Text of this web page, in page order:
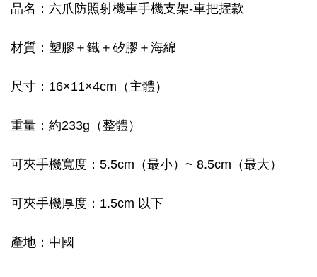
品名：六爪防照射機車手機支架-車把握款
材質：塑膠＋鐵＋矽膠＋海綿
尺寸：16×11×4cm（主體）
重量：約233g（整體）
可夾手機寬度：5.5cm（最小）~ 8.5cm（最大）
可夾手機厚度：1.5cm 以下
產地：中國